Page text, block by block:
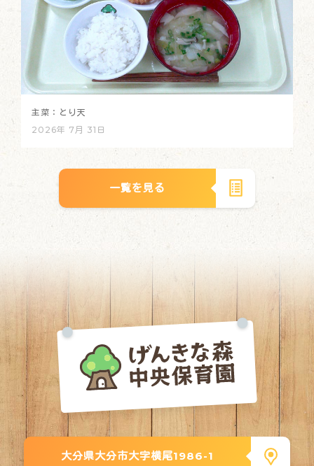
主菜：とり天
2026年 7月 31日
一覧を見る
大分県大分市大字横尾1986-1